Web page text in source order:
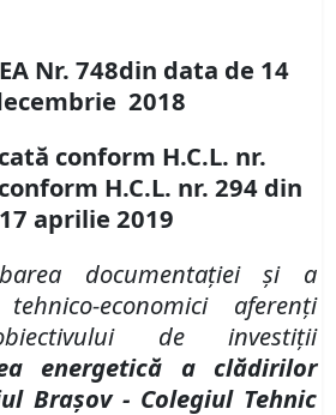
Nr. 748din data de 14
2018
conform H.C.L. nr.
H.C.L. nr. 294 din
17 aprilie 2019
documentaţiei şi a
economici aferenţi
de investiţii
energetică a clădirilor
Braşov - Colegiul Tehnic